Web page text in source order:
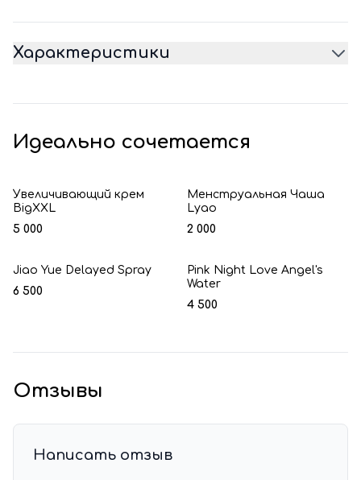
Характеристики
Идеально сочетается
Увеличивающий крем
BigXXL
5 000
Менструальная Чаша
Lyao
2 000
Jiao Yue Delayed Spray
6 500
Pink Night Love Angel's
Water
4 500
Отзывы
Написать отзыв